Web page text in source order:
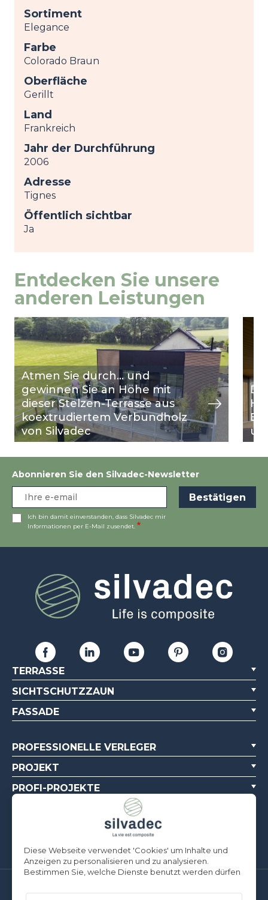
Sortiment
Elegance
Farbe
Colorado Braun
Oberfläche
Gerillt
Land
Frankreich
Jahr der Durchführung
2006
Adresse
Tignes
Öffentlich sichtbar
Ja
Entdecken Sie unsere
anderen Leistungen
Atmen Sie durch… und
gewinnen Sie an Höhe mit
dieser Stelzen-Terrasse aus
koextrudiertem Verbundholz
von Silvadec
Image
Ansicht
Abonnieren Sie den Silvadec-Newsletter
Ich bin damit einverstanden, dass Silvadec mir
Informationen per E-Mail zusendet.
TERRASSE
SICHTSCHUTZZAUN
FASSADE
PROFESSIONELLE VERLEGER
PROJEKT
PROFI-PROJEKTE
DOKUMENTATIONSQUELLEN
Silvadec Deutschland
Diese Webseite verwendet 'Cookies' um Inhalte und
Anzeigen zu personalisieren und zu analysieren.
Bestimmen Sie, welche Dienste benutzt werden dürfen